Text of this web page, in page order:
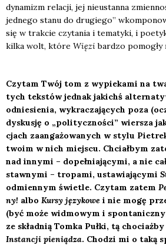
dyna­mizm rela­cji, jej nie­ustan­na
jed­ne­go sta­nu do dru­gie­go”
się w trak­cie czy­ta­nia i tema­ty­ki, i
kil­ka wolt, któ­re Wię­zibar­dzo pomo­gły
Czy­tam Twój tom z wypie­ka­mi na
tych tek­stów jed­nak jakichś
odnie­sie­nia, wykra­cza­ją­cych poza
dys­ku­sję o „poli­tycz­no­ści” wier­sza
cjach zaan­ga­żo­wa­nych w sty­lu
two­im w nich miej­scu. Chciał­bym
nad inny­mi – dopeł­nia­ją­cy­mi, a nie
staw­ny­mi – tro­pa­mi, usta­wia­ją­cy­mi
odmien­nym świe­tle. Czy­tam zatem
ny! albo Kur­sy języ­ko­we i nie mogę
(być może wid­mo­wym i
ze skład­nią Tom­ka Puł­ki, tą
Instan­cji pie­nią­dza. Cho­dzi mi o taką